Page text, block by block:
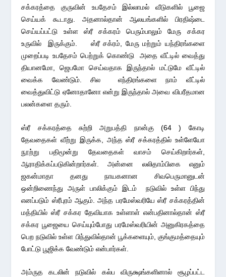
சக்கரத்தை குருவின் உபதேசம் இல்லாமல் வீடுகளில் பூஜை
செய்யக் கூடாது. அதனால்தான் ஆலயங்களில் பிரதிஷ்டை
செய்யப்பட்டு உள்ள ஸ்ரீ சக்கரம் பெரும்பாலும் மேரு சக்கர
உருவில் இருக்கும். ஸ்ரீ சக்ரம், மேரு மற்றும் யந்திரங்களை
முறைப்படி உபதேசம் பெற்றுக் கொண்டு அதை வீட்டில் வைத்து
தியானமோ, ஜெபமோ செய்வதாக இருந்தால் மட்டுமே வீட்டில்
வைக்க வேண்டும். சில எந்திரங்களை நாம் வீட்டில்
வைத்துவிட்டு ஏனோதானோ என்று இருந்தால் அவை விபரீதமான
பலன்களை தரும்.
ஸ்ரீ சக்கரத்தை சுற்றி அறுபத்தி நான்கு (64 ) கோடி
தேவதைகள் வீற்று இருக்க, அந்த ஸ்ரீ சக்கரத்தில் உள்ளேயோ
நூற்று பதிமூன்று தேவதைகள் வாசம் செய்கிறார்கள்,
ஆராதிக்கப்படுகின்றார்கள். அன்னை லலிதாம்பிகை எனும்
ஜகன்மாதா தனது நாயகனான சிவபெருமானுடன்
ஒன்றிணைந்து அருள் பாலிக்கும் இடம் நடுவில் உள்ள பிந்து
எனப்படும் ஸ்ரீபுரம் ஆகும். அந்த பரமேஸ்வரியே ஸ்ரீ சக்கரத்தின்
மத்தியில் ஸ்ரீ சக்கர தேவியாக உள்ளாள் என்பதினால்தான் ஸ்ரீ
சக்கர பூஜையை செய்யும்போது பரமேஸ்வரியின் அனுகிரகத்தை
பெற நடுவில் உள்ள பிந்துவில்தான் பூக்களையும், குங்குமத்தையும்
போட்டு பூஜிக்க வேண்டும் என்பார்கள்.
அம்ருத கடலின் நடுவில் கல்ப விருக்ஷங்களினால் சூழப்பட்ட